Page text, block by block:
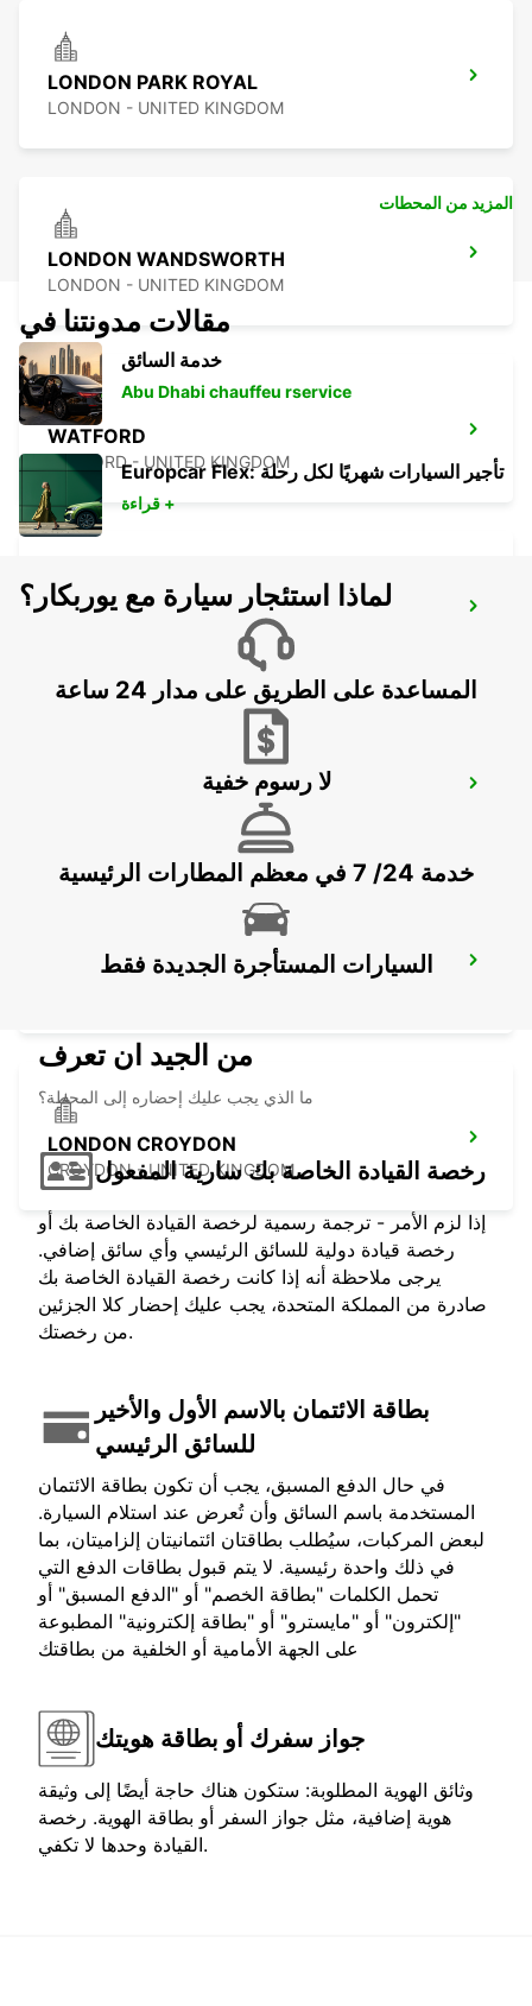
LONDON PARK ROYAL
LONDON - UNITED KINGDOM
LONDON WANDSWORTH
LONDON - UNITED KINGDOM
WATFORD
WATFORD - UNITED KINGDOM
LONDON VICTORIA MAIN STATION
LONDON - UNITED KINGDOM
LONDON ST PANCRAS MAIN STATION
LONDON - UNITED KINGDOM
LONDON KINGS CROSS MAIN STATION
LONDON CROYDON
CROYDON - UNITED KINGDOM
المزيد من المحطات
مقالات مدونتنا في
خدمة السائق
Abu Dhabi chauffeu rservice
Europcar Flex: تأجير السيارات شهريًا لكل رحلة
قراءة +
لماذا استئجار سيارة مع يوربكار؟
المساعدة على الطريق على مدار 24 ساعة
لا رسوم خفية
خدمة 24/ 7 في معظم المطارات الرئيسية
السيارات المستأجرة الجديدة فقط
من الجيد ان تعرف
ما الذي يجب عليك إحضاره إلى المحطة؟
رخصة القيادة الخاصة بك سارية المفعول
إذا لزم الأمر - ترجمة رسمية لرخصة القيادة الخاصة بك أو
رخصة قيادة دولية للسائق الرئيسي وأي سائق إضافي.
يرجى ملاحظة أنه إذا كانت رخصة القيادة الخاصة بك
صادرة من المملكة المتحدة، يجب عليك إحضار كلا الجزئين
من رخصتك.
بطاقة الائتمان بالاسم الأول والأخير
للسائق الرئيسي
في حال الدفع المسبق، يجب أن تكون بطاقة الائتمان
المستخدمة باسم السائق وأن تُعرض عند استلام السيارة.
لبعض المركبات، سيُطلب بطاقتان ائتمانيتان إلزاميتان، بما
في ذلك واحدة رئيسية. لا يتم قبول بطاقات الدفع التي
تحمل الكلمات "بطاقة الخصم" أو "الدفع المسبق" أو
"إلكترون" أو "مايسترو" أو "بطاقة إلكترونية" المطبوعة
على الجهة الأمامية أو الخلفية من بطاقتك
جواز سفرك أو بطاقة هويتك
وثائق الهوية المطلوبة: ستكون هناك حاجة أيضًا إلى وثيقة
هوية إضافية، مثل جواز السفر أو بطاقة الهوية. رخصة
القيادة وحدها لا تكفي.